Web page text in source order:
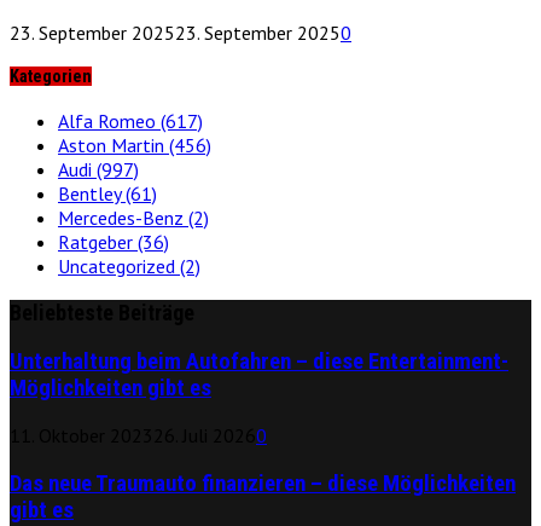
23. September 202523. September 20250
Kategorien
Alfa Romeo (617)
Aston Martin (456)
Audi (997)
Bentley(61)
Mercedes-Benz (2)
Ratgeber (36)
Uncategorized (2)
Unterhaltung beim Autofahren – diese Entertainment-
Möglichkeiten gibt es
0
Das neue Traumauto finanzieren – diese Möglichkeiten
gibt es